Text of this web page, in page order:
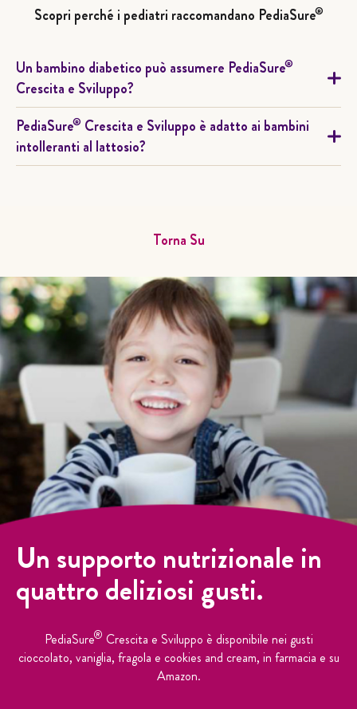
Scopri perché i pediatri raccomandano PediaSure®
Un bambino diabetico può assumere PediaSure®
Crescita e Sviluppo?
PediaSure® Crescita e Sviluppo è adatto ai bambini
intolleranti al lattosio?
Torna Su
Un supporto nutrizionale in
quattro deliziosi gusti.
PediaSure® Crescita e Sviluppo è disponibile nei gusti
cioccolato, vaniglia, fragola e cookies and cream, in farmacia e su
Amazon.